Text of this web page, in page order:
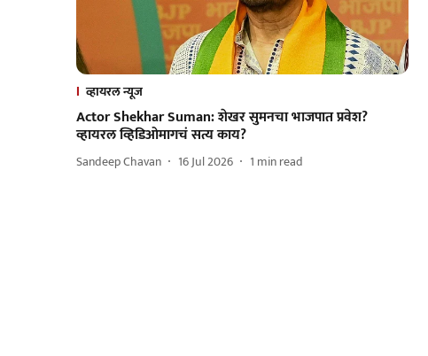
व्हायरल न्यूज
Actor Shekhar Suman: शेखर सुमनचा भाजपात प्रवेश?
व्हायरल व्हिडिओमागचं सत्य काय?
Sandeep Chavan 16 Jul 2026 1 min read